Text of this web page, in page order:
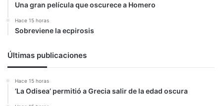
Una gran película que oscurece a Homero
Hace 15 horas
Sobreviene la ecpirosis
Últimas publicaciones
Hace 15 horas
‘La Odisea’ permitió a Grecia salir de la edad oscura